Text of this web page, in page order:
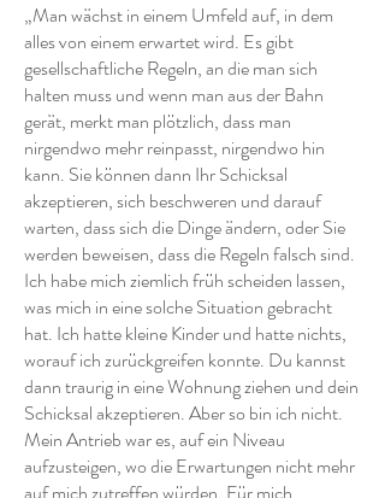
„Man wächst in einem Umfeld auf, in dem
alles von einem erwartet wird. Es gibt
gesellschaftliche Regeln, an die man sich
halten muss und wenn man aus der Bahn
gerät, merkt man plötzlich, dass man
nirgendwo mehr reinpasst, nirgendwo hin
kann. Sie können dann Ihr Schicksal
akzeptieren, sich beschweren und darauf
warten, dass sich die Dinge ändern, oder Sie
werden beweisen, dass die Regeln falsch sind.
Ich habe mich ziemlich früh scheiden lassen,
was mich in eine solche Situation gebracht
hat. Ich hatte kleine Kinder und hatte nichts,
worauf ich zurückgreifen konnte. Du kannst
dann traurig in eine Wohnung ziehen und dein
Schicksal akzeptieren. Aber so bin ich nicht.
Mein Antrieb war es, auf ein Niveau
aufzusteigen, wo die Erwartungen nicht mehr